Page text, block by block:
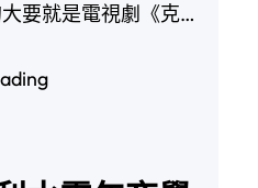
要就是電視劇《克拉